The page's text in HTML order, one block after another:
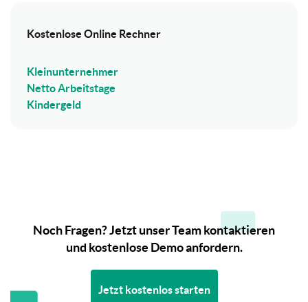
Kostenlose Online Rechner
Kleinunternehmer
Netto Arbeitstage
Kindergeld
Noch Fragen? Jetzt unser Team kontaktieren
und kostenlose Demo anfordern.
Jetzt kostenlos starten